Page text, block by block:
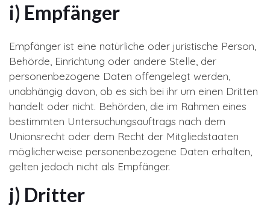
i) Empfänger
Empfänger ist eine natürliche oder juristische Person,
Behörde, Einrichtung oder andere Stelle, der
personenbezogene Daten offengelegt werden,
unabhängig davon, ob es sich bei ihr um einen Dritten
handelt oder nicht. Behörden, die im Rahmen eines
bestimmten Untersuchungsauftrags nach dem
Unionsrecht oder dem Recht der Mitgliedstaaten
möglicherweise personenbezogene Daten erhalten,
gelten jedoch nicht als Empfänger.
j) Dritter